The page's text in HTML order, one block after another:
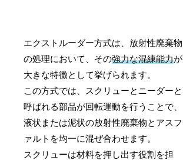
エクストルーダー方式は、放射性廃棄物
の処理において、その強力な混練能力が
大きな特徴として挙げられます。
この方式では、スクリューとニーダーと
呼ばれる部品が回転運動を行うことで、
液状または泥状の放射性廃棄物とアスフ
ァルトを均一に混ぜ合わせます。
スクリューは材料を押し出す役割を担